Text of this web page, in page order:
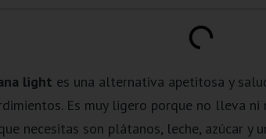
light es una alternativa apetitosa y
Es muy ligero porque no lleva ni
necesitas son plátanos, leche, azúcar y